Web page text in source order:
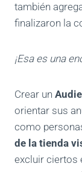
también
finalizaron la
¡Esa es una
Crear un
orientar sus
como
de la tienda
excluir ciertos